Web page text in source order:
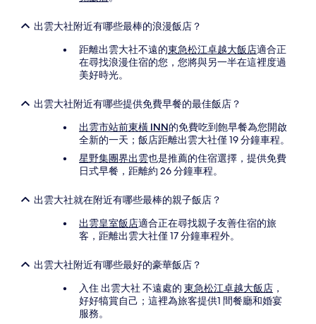
款
出雲大社附近有哪些最棒的浪漫飯店？
距離出雲大社不遠的東急松江卓越大飯店適合正
在尋找浪漫住宿的您，您將與另一半在這裡度過
美好時光。
出雲大社附近有哪些提供免費早餐的最佳飯店？
出雲市站前東橫 INN的免費吃到飽早餐為您開啟
全新的一天；飯店距離出雲大社僅 19 分鐘車程。
星野集團界出雲也是推薦的住宿選擇，提供免費
日式早餐，距離約 26 分鐘車程。
出雲大社就在附近有哪些最棒的親子飯店？
出雲皇室飯店適合正在尋找親子友善住宿的旅
客，距離出雲大社僅 17 分鐘車程外。
出雲大社附近有哪些最好的豪華飯店？
入住 出雲大社 不遠處的 東急松江卓越大飯店 ，
好好犒賞自己；這裡為旅客提供1 間餐廳和婚宴
服務。